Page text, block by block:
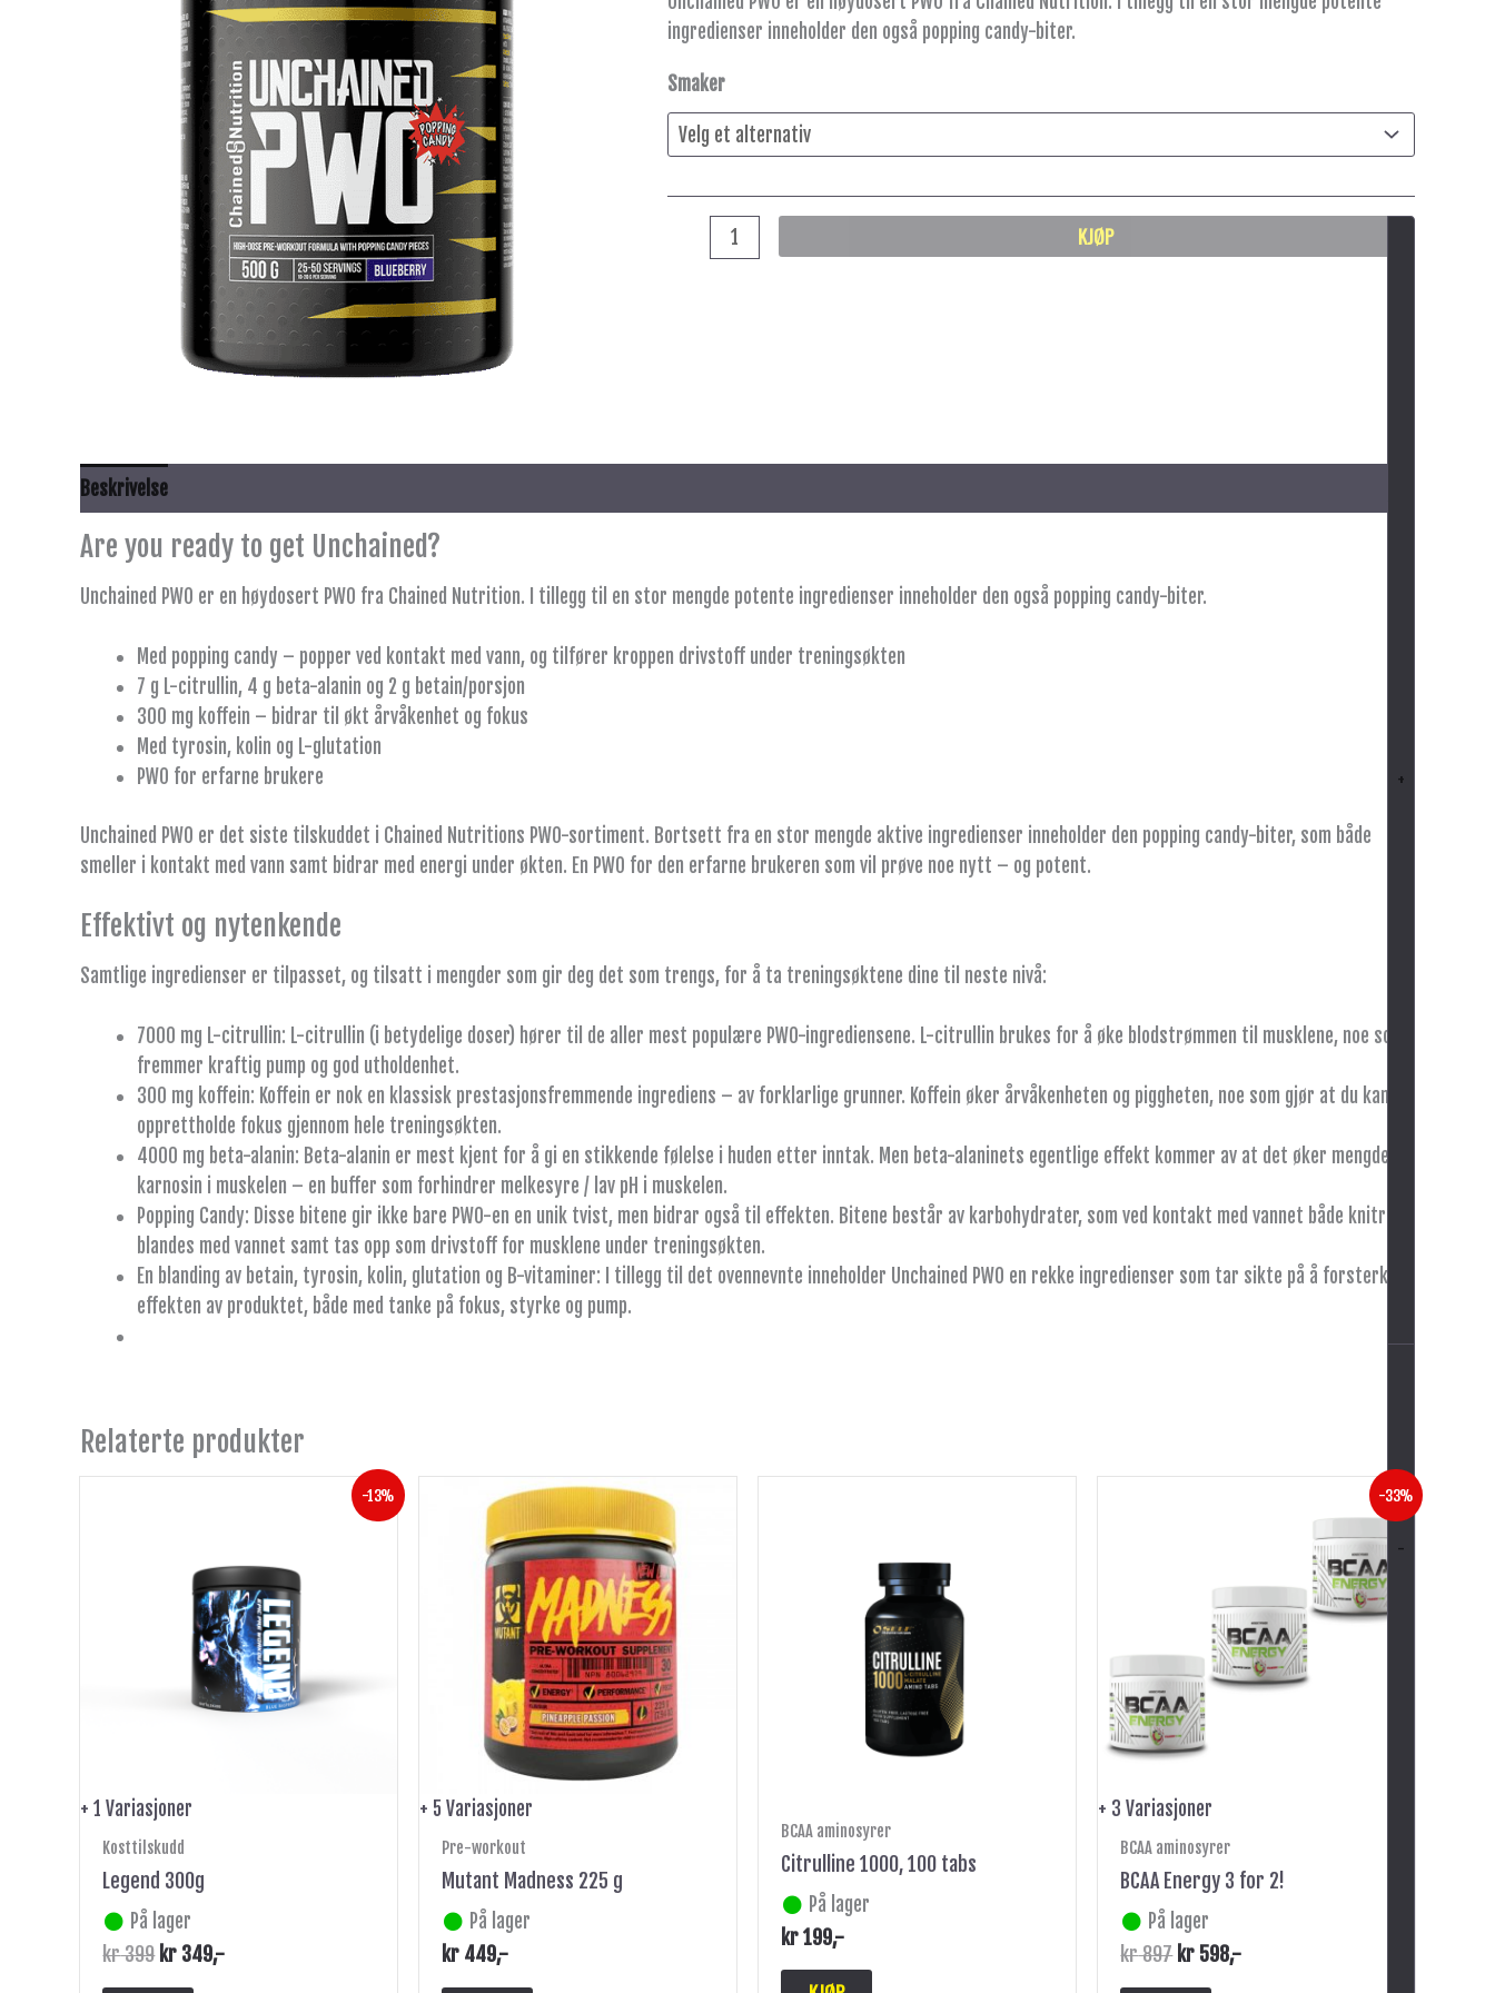
ingredienser inneholder den også popping candy-biter.
Smaker
-
+
KJØP
Beskrivelse
Are you ready to get Unchained?
Unchained PWO er en høydosert PWO fra Chained Nutrition. I tillegg til en stor mengde potente ingredienser inneholder den også popping candy-biter.
Med popping candy – popper ved kontakt med vann, og tilfører kroppen drivstoff under treningsøkten
7 g L-citrullin, 4 g beta-alanin og 2 g betain/porsjon
300 mg koffein – bidrar til økt årvåkenhet og fokus
Med tyrosin, kolin og L-glutation
PWO for erfarne brukere
Unchained PWO er det siste tilskuddet i Chained Nutritions PWO-sortiment. Bortsett fra en stor mengde aktive ingredienser inneholder den popping candy-biter, som både
smeller i kontakt med vann samt bidrar med energi under økten. En PWO for den erfarne brukeren som vil prøve noe nytt – og potent.
Effektivt og nytenkende
Samtlige ingredienser er tilpasset, og tilsatt i mengder som gir deg det som trengs, for å ta treningsøktene dine til neste nivå:
7000 mg L-citrullin: L-citrullin (i betydelige doser) hører til de aller mest populære PWO-ingrediensene. L-citrullin brukes for å øke blodstrømmen til musklene, noe som
fremmer kraftig pump og god utholdenhet.
300 mg koffein: Koffein er nok en klassisk prestasjonsfremmende ingrediens – av forklarlige grunner. Koffein øker årvåkenheten og piggheten, noe som gjør at du kan
opprettholde fokus gjennom hele treningsøkten.
4000 mg beta-alanin: Beta-alanin er mest kjent for å gi en stikkende følelse i huden etter inntak. Men beta-alaninets egentlige effekt kommer av at det øker mengden
karnosin i muskelen – en buffer som forhindrer melkesyre / lav pH i muskelen.
Popping Candy: Disse bitene gir ikke bare PWO-en en unik tvist, men bidrar også til effekten. Bitene består av karbohydrater, som ved kontakt med vannet både knitrer,
blandes med vannet samt tas opp som drivstoff for musklene under treningsøkten.
En blanding av betain, tyrosin, kolin, glutation og B-vitaminer: I tillegg til det ovennevnte inneholder Unchained PWO en rekke ingredienser som tar sikte på å forsterke
effekten av produktet, både med tanke på fokus, styrke og pump.
Relaterte produkter
-13%
+ 1 Variasjoner
Kosttilskudd
Legend 300g
På lager
kr399
kr 399.
kr 349
kr 349.
,-
flere
varianter.
Alternativene
kan
velges
+ 5 Variasjoner
Pre-workout
Mutant Madness 225 g
På lager
kr 449,-
Dette
har
flere
varianter.
Alternativene
kan
velges
på
produktsiden
BCAA aminosyrer
Citrulline 1000, 100 tabs
På lager
kr199,-
-33%
+ 3 Variasjoner
BCAA aminosyrer
BCAA Energy 3 for 2!
På lager
kr897 kr 598,-
flere
varianter.
Alternativene
kan